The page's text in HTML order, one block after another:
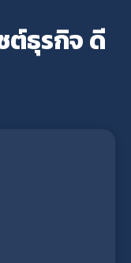
ต์ธุรกิจ ดี